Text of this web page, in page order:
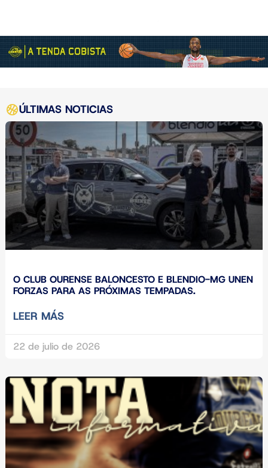
ÚLTIMAS NOTICIAS
O CLUB OURENSE BALONCESTO E BLENDIO-MG UNEN
FORZAS PARA AS PRÓXIMAS TEMPADAS.
LEER MÁS
22 de julio de 2026